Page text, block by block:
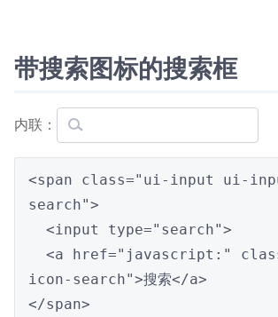
带搜索图标的搜索框
内联：
<span class="ui-input ui-
search">
icon-search">搜索</a>
</span>